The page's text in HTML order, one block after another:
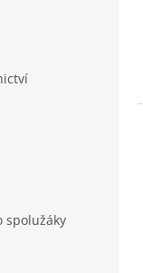
spolužáky